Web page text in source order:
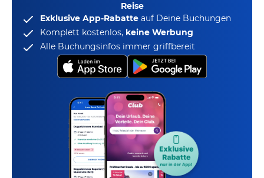
Reise
Exklusive App-Rabatte auf Deine Buchungen
Komplett kostenlos, keine Werbung
Alle Buchungsinfos immer griffbereit